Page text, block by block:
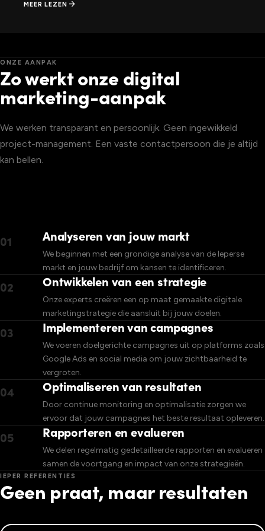
MEER LEZEN arrow_forward
ONZE AANPAK
Zo werkt onze digital
marketing-aanpak
We werken transparant en persoonlijk. Geen ingewikkeld
project-management. Een vaste contactpersoon die je altijd
kan bellen.
01 Analyseren van jouw markt
We beginnen met een grondige analyse van de Ieperse
markt en jouw bedrijf om kansen te identificeren.
02 Ontwikkelen van een strategie
Onze experts creëren een op maat gemaakte digitale
marketingstrategie die aansluit bij jouw doelen.
03 Implementeren van campagnes
We voeren doelgerichte campagnes uit op platforms zoals
Google Ads en social media om jouw zichtbaarheid te
vergroten.
04 Optimaliseren van resultaten
Door continue monitoring en optimalisatie zorgen we
ervoor dat jouw campagnes het beste resultaat opleveren.
05 Rapporteren en evalueren
We delen regelmatig gedetailleerde rapporten en evalueren
samen de voortgang en impact van onze strategieën.
IEPER REFERENTIES
Geen praat, maar resultaten